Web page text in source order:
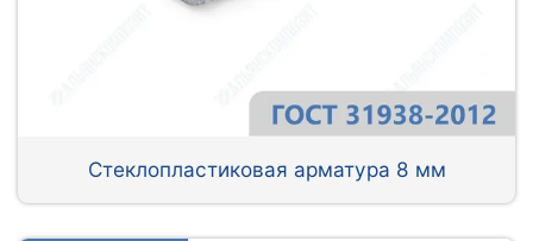
Стеклопластиковая арматура 8 мм